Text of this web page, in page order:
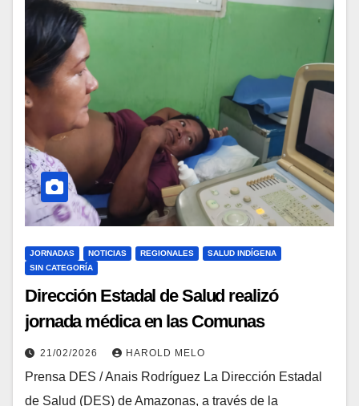
JORNADAS NOTICIAS REGIONALES
SALUD INDÍGENA
SIN CATEGORÍA
Dirección Estadal de Salud realizó
jornada médica en las Comunas
indígenas Yeral y Warequena
21/02/2026 HAROLD MELO
Prensa DES / Anais Rodríguez La Dirección Estadal
de Salud (DES) de Amazonas, a través de la